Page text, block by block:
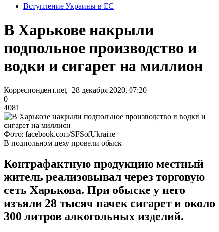
Вступление Украины в ЕС
В Харькове накрыли
подпольное производство и
водки и сигарет на миллион
Корреспондент.net, 28 декабря 2020, 07:20
0
4081
Фото: facebook.com/SFSofUkraine
В подпольном цеху провели обыск
Контрафактную продукцию местный
житель реализовывал через торговую
сеть Харькова. При обыске у него
изъяли 28 тысяч пачек сигарет и около
300 литров алкогольных изделий.